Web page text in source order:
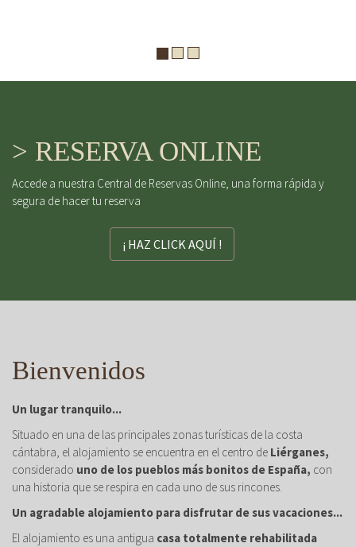
> RESERVA ONLINE
Accede a nuestra Central de Reservas Online, una forma rápida y
segura de hacer tu reserva
¡ HAZ CLICK AQUÍ !
Bienvenidos
Un lugar tranquilo...
Situado en una de las principales zonas turísticas de la costa
cántabra, el alojamiento se encuentra en el centro de Liérganes,
considerado uno de los pueblos más bonitos de España, con
una historia que se respira en cada uno de sus rincones.
Un agradable alojamiento para disfrutar de sus vacaciones...
El alojamiento es una antigua casa totalmente rehabilitada